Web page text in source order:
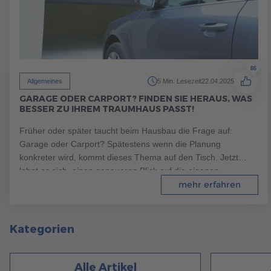
Allgemeines 5 Min. Lesezeit22.04.2025
86
GARAGE ODER CARPORT? FINDEN SIE HERAUS, WAS
BESSER ZU IHREM TRAUMHAUS PASST!
Früher oder später taucht beim Hausbau die Frage auf:
Garage oder Carport? Spätestens wenn die Planung
konkreter wird, kommt dieses Thema auf den Tisch. Jetzt
lohnt es sich, einen genaueren Blick auf die eigenen
Bedürfnisse und die Vorteile beider Varianten zu werfen.
mehr erfahren
Kategorien
Alle Artikel